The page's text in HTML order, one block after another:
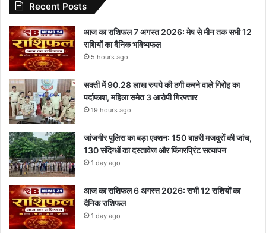
Recent Posts
आज का राशिफल 7 अगस्त 2026: मेष से मीन तक सभी 12
राशियों का दैनिक भविष्यफल
5 hours ago
सक्ती में 90.28 लाख रुपये की ठगी करने वाले गिरोह का
पर्दाफाश, महिला समेत 3 आरोपी गिरफ्तार
19 hours ago
जांजगीर पुलिस का बड़ा एक्शन: 150 बाहरी मजदूरों की जांच,
130 संदिग्धों का दस्तावेज और फिंगरप्रिंट सत्यापन
1 day ago
आज का राशिफल 6 अगस्त 2026: सभी 12 राशियों का
दैनिक राशिफल
1 day ago